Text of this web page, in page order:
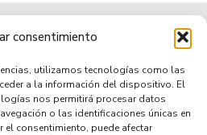
consentimiento
utilizamos tecnologías como las
a la información del dispositivo. El
nos permitirá procesar datos
o las identificaciones únicas en
el consentimiento, puede afectar
de tradición